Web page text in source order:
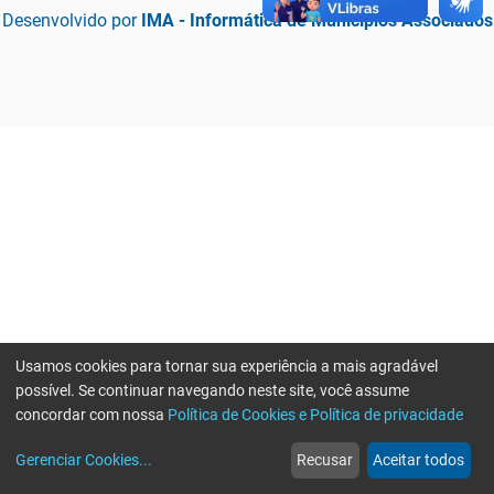
Desenvolvido por IMA - Informática de Municípios Associados
web
Notícias
more_horiz
Mais
Usamos cookies para tornar sua experiência a mais agradável
possível. Se continuar navegando neste site, você assume
concordar com nossa Política de Cookies e Política de privacidade
Gerenciar Cookies... Recusar Aceitar todos
Erro ao enviar informações, por favor tente novamente